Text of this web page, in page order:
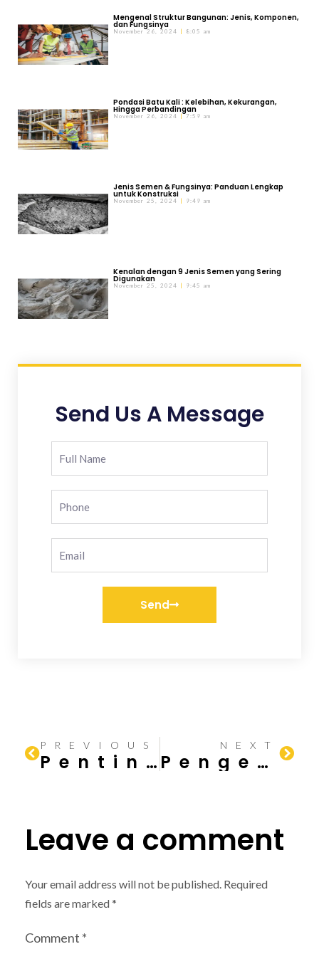
Mengenal Struktur Bangunan: Jenis, Komponen,
dan Fungsinya
November 26, 2024 8:05 am
Pondasi Batu Kali : Kelebihan, Kekurangan,
Hingga Perbandingan
November 26, 2024 7:59 am
Jenis Semen & Fungsinya: Panduan Lengkap
untuk Konstruksi
November 25, 2024 9:49 am
Kenalan dengan 9 Jenis Semen yang Sering
Digunakan
November 25, 2024 9:45 am
Send Us A Message
Send
PREVIOUS
Pentingnya Mengetahui Kondisi Tanah Sebelum Membangun Rumah
NEXT
Pengertian Uji Tanah Sondir dan Boring Test
Leave a comment
Your email address will not be published. Required
fields are marked*
Comment *